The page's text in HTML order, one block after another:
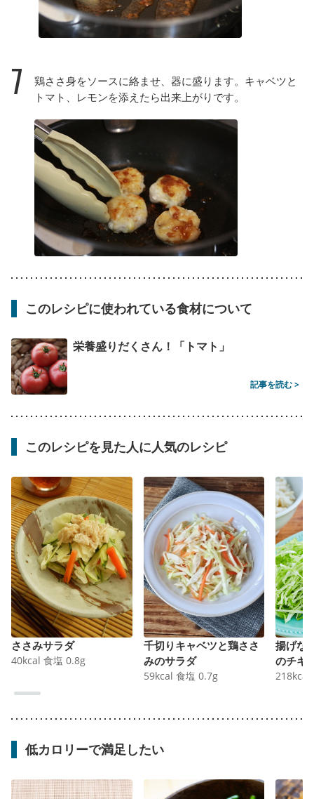
7
鶏ささ身をソースに絡ませ、器に盛ります。キャベツと
トマト、レモンを添えたら出来上がりです。
このレシピに使われている食材について
栄養盛りだくさん！「トマト」
記事を読む >
このレシピを見た人に人気のレシピ
ささみサラダ
40kcal 食塩 0.8g
千切りキャベツと鶏ささ
みのサラダ
59kcal 食塩 0.7g
揚げな
のチキ
218kcal
低カロリーで満足したい